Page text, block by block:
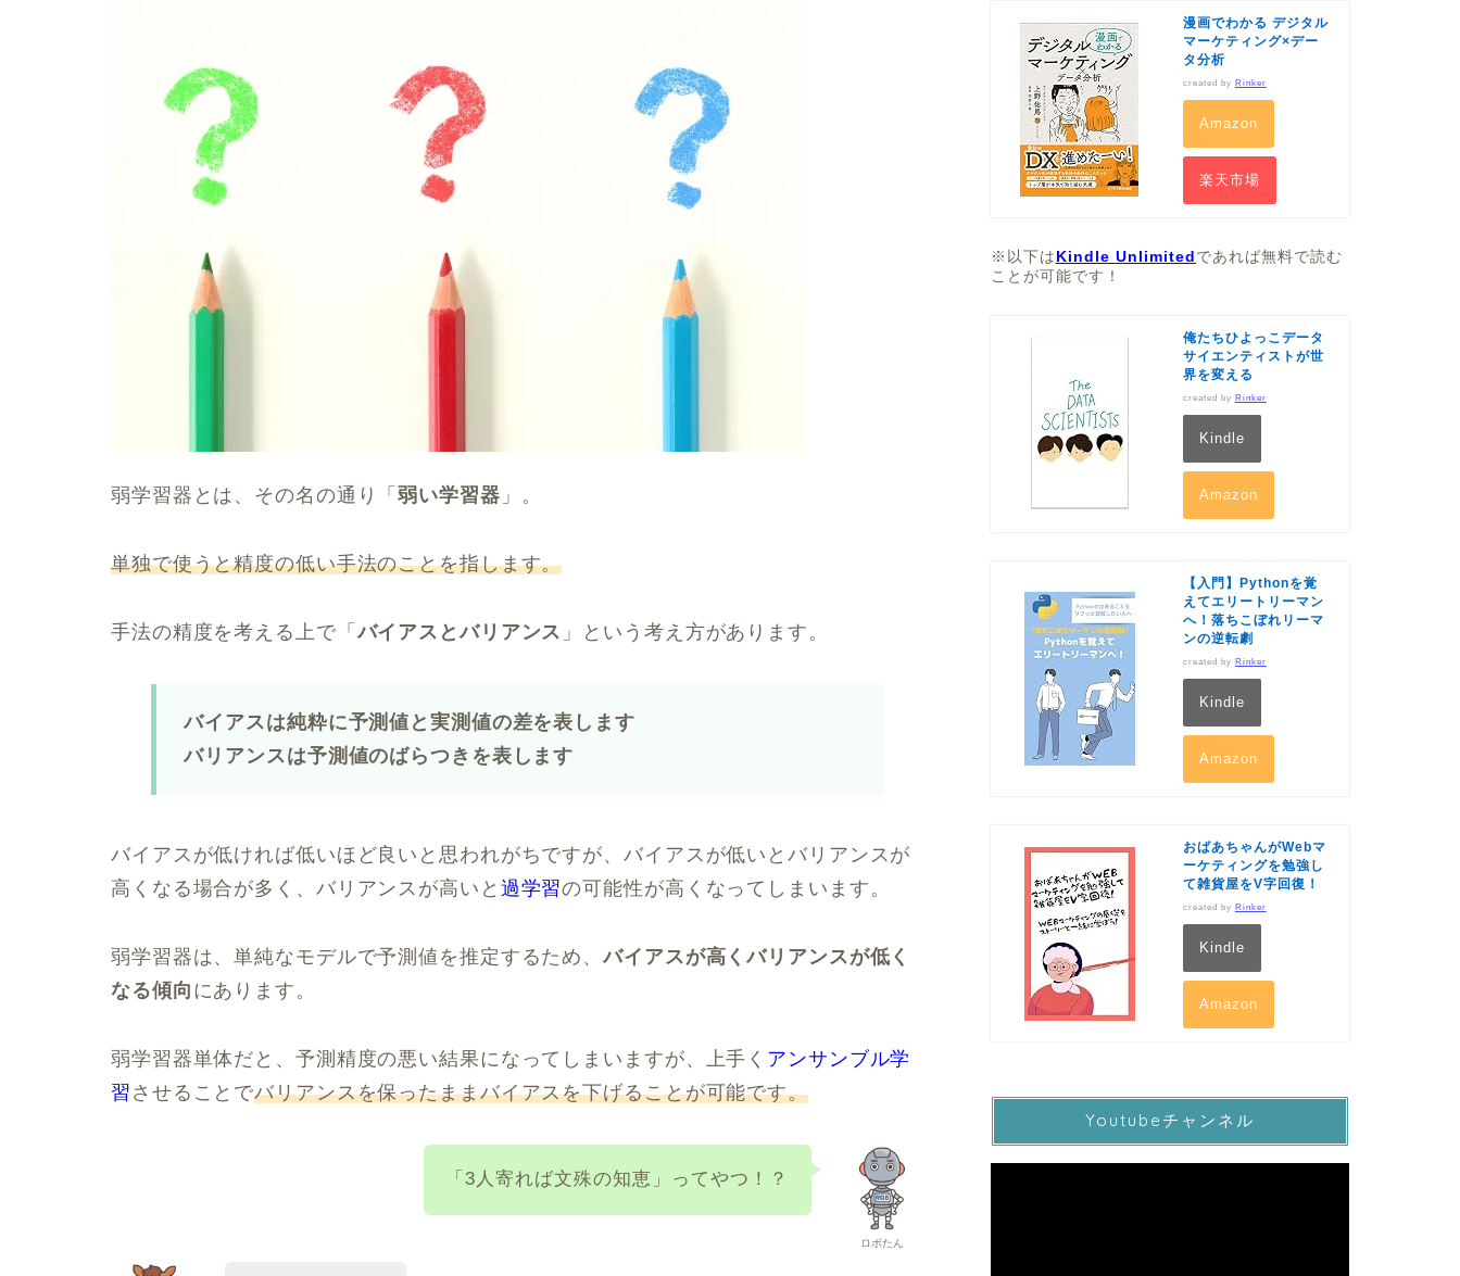
弱学習器とは、その名の通り「弱い学習器 」。
単独で使うと精度の低い手法のことを指します。
手法の精度を考える上で「バイアスとバリアンス 」という考え方があります。
バイアスは純粋に予測値と実測値の差を表します
バリアンスは予測値のばらつきを表します
バイアスが低ければ低いほど良いと思われがちですが、バイアスが低いとバリアンスが
高くなる場合が多く、バリアンスが高いと 過学習の可能性が高くなってしまいます。
弱学習器は、単純なモデルで予測値を推定するため、バイアスが高くバリアンスが低く
なる傾向 にあります。
弱学習器単体だと、予測精度の悪い結果になってしまいますが、上手く アンサンブル学
習 させることでバリアンスを保ったままバイアスを下げることが可能です。
ロボたん
「3人寄れば文殊の知恵」ってやつ！？
漫画でわかる デジタル
マーケティング×デー
タ分析
created by Rinker
Amazon
楽天市場
※以下は Kindle Unlimited であれば無料で読む
ことが可能です！
俺たちひよっこデータ
サイエンティストが世
界を変える
created by Rinker
Kindle
Amazon
【入門】Pythonを覚
えてエリートリーマン
へ！落ちこぼれリーマ
ンの逆転劇
created by Rinker
Kindle
Amazon
おばあちゃんがWebマ
ーケティングを勉強し
て雑貨屋をV字回復！
created by Rinker
Kindle
Amazon
Youtubeチャンネル